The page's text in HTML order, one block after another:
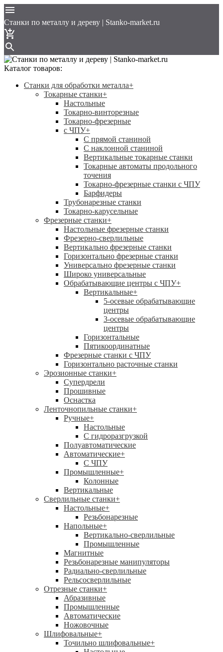
Cтанки по металлу и дереву | Stanko-market.ru
Каталог товаров:
Станки для обработки металла+
Токарные станки+
Настольные
Токарно-винторезные
Токарно-фрезерные
с ЧПУ+
С прямой станиной
C наклонной станиной
Вертикальные токарные станки
Токарные автоматы продольного
точения
Токарно-фрезерные станки с ЧПУ
Барфидеры
Трубонарезные станки
Токарно-карусельные
Фрезерные станки+
Настольные фрезерные станки
Фрезерно-сверлильные
Вертикально фрезерные станки
Горизонтально фрезерные станки
Универсально фрезерные станки
Широко универсальные
Обрабатывающие центры с ЧПУ+
Вертикальные+
5-осевые обрабатывающие
центры
3-осевые обрабатывающие
центры
Горизонтальные
Пятикоординатные
Фрезерные станки с ЧПУ
Горизонтально расточные станки
Эрозионные станки+
Супердрели
Прошивные
Оснастка
Ленточнопильные станки+
Ручные+
Настольные
С гидроразгрузкой
Полуавтоматические
Автоматические+
С ЧПУ
Промышленные+
Колонные
Вертикальные
Сверлильные станки+
Настольные+
Резьбонарезные
Напольные+
Вертикально-сверлильные
Промышленные
Магнитные
Резьбонарезные манипуляторы
Радиально-сверлильные
Рельсосверлильные
Отрезные станки+
Абразивные
Промышленные
Автоматические
Ножовочные
Шлифовальные+
Точильно шлифовальные+